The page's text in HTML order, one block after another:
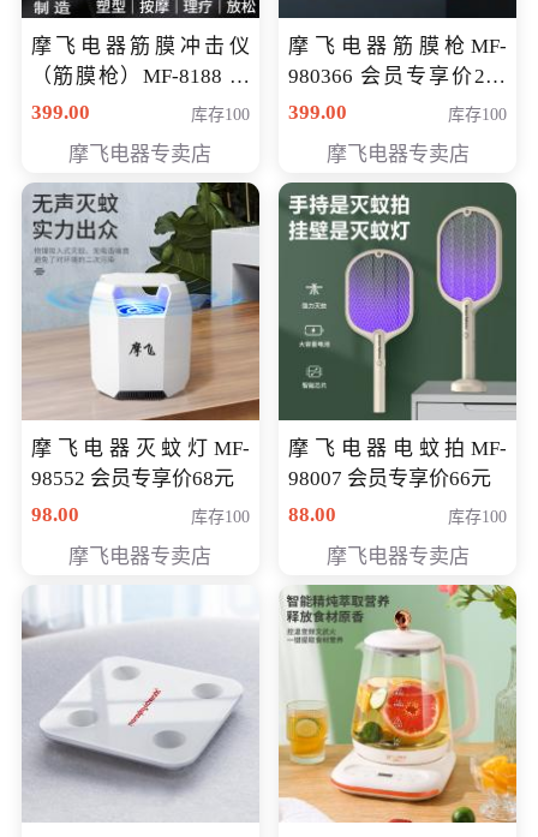
摩飞电器筋膜冲击仪
（筋膜枪）MF-8188 会
员专享价268元
399.00 库存100
摩飞电器专卖店
摩飞电器筋膜枪MF-
980366 会员专享价299
元
399.00 库存100
摩飞电器专卖店
摩飞电器灭蚊灯MF-
98552 会员专享价68元
98.00
库存100
摩飞电器专卖店
摩飞电器电蚊拍MF-
98007 会员专享价66元
88.00
库存100
摩飞电器专卖店